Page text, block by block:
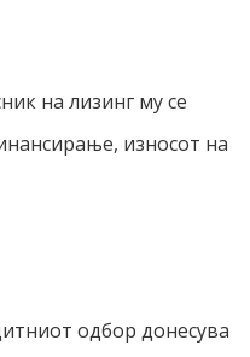
на лизинг му се
износот на
одбор донесува